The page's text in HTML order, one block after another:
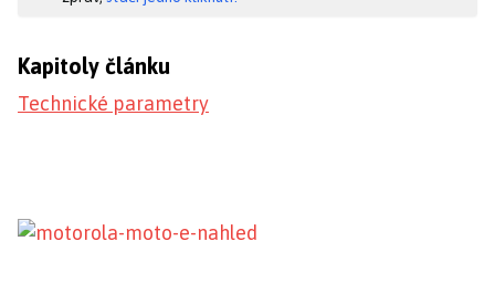
Kapitoly článku
Technické parametry